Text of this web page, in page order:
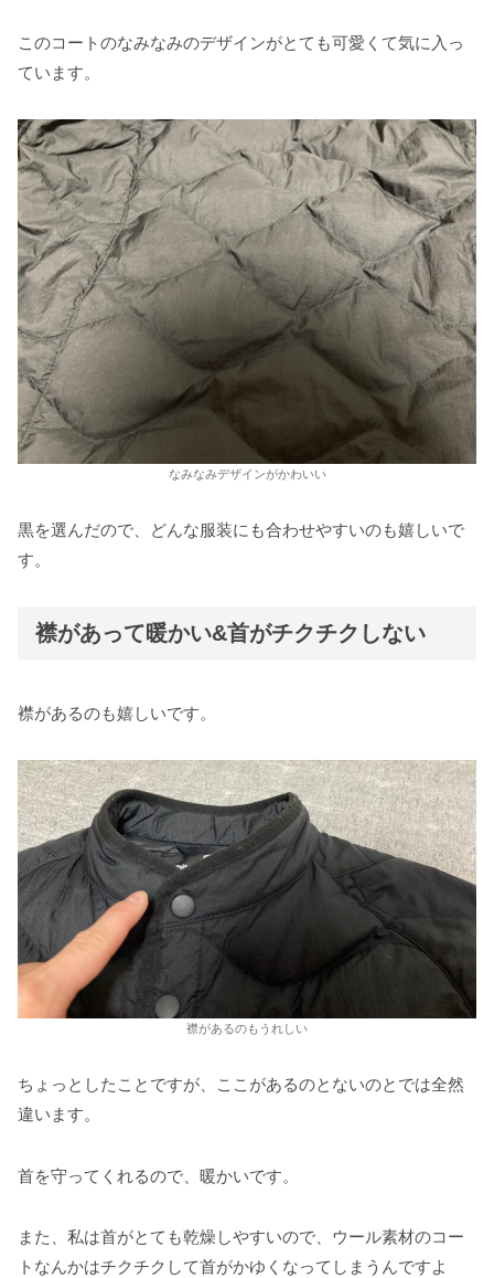
このコートのなみなみのデザインがとても可愛くて気に入っ
ています。
なみなみデザインがかわいい
黒を選んだので、どんな服装にも合わせやすいのも嬉しいで
す。
襟があって暖かい&首がチクチクしない
襟があるのも嬉しいです。
襟があるのもうれしい
ちょっとしたことですが、ここがあるのとないのとでは全然
違います。
首を守ってくれるので、暖かいです。
また、私は首がとても乾燥しやすいので、ウール素材のコー
トなんかはチクチクして首がかゆくなってしまうんですよ